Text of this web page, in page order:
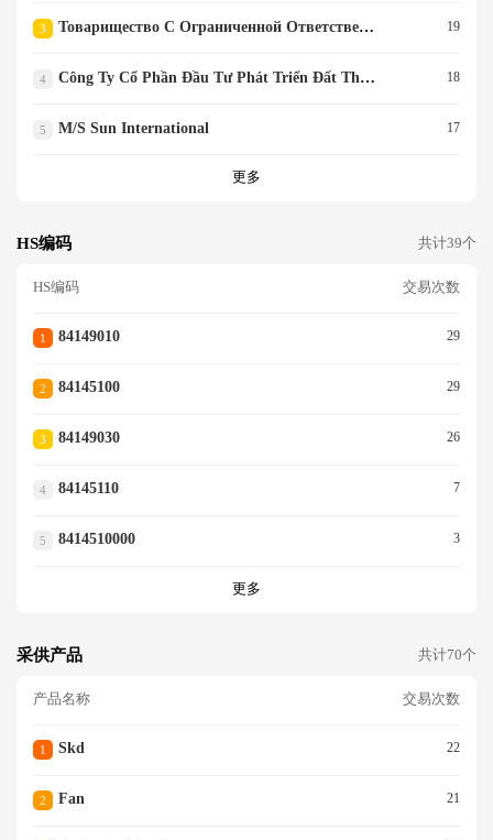
3 Товарищество С Ограниченной Ответственностью Trading Telecom 19
4 Công Ty Cổ Phần Đầu Tư Phát Triển Đất Thắng 18
5 M/s Sun International 17
更多
HS编码 共计39个
HS编码 交易次数
1 84149010 29
2 84145100 29
3 84149030 26
4 84145110 7
5 8414510000 3
更多
采供产品 共计70个
产品名称 交易次数
1 Skd 22
2 Fan 21